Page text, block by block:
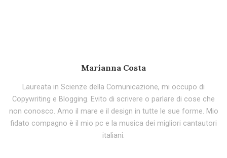
Marianna Costa
Laureata in Scienze della Comunicazione, mi occupo di
Copywriting e Blogging. Evito di scrivere o parlare di cose che
non conosco. Amo il mare e il design in tutte le sue forme. Mio
fidato compagno è il mio pc e la musica dei migliori cantautori
italiani.